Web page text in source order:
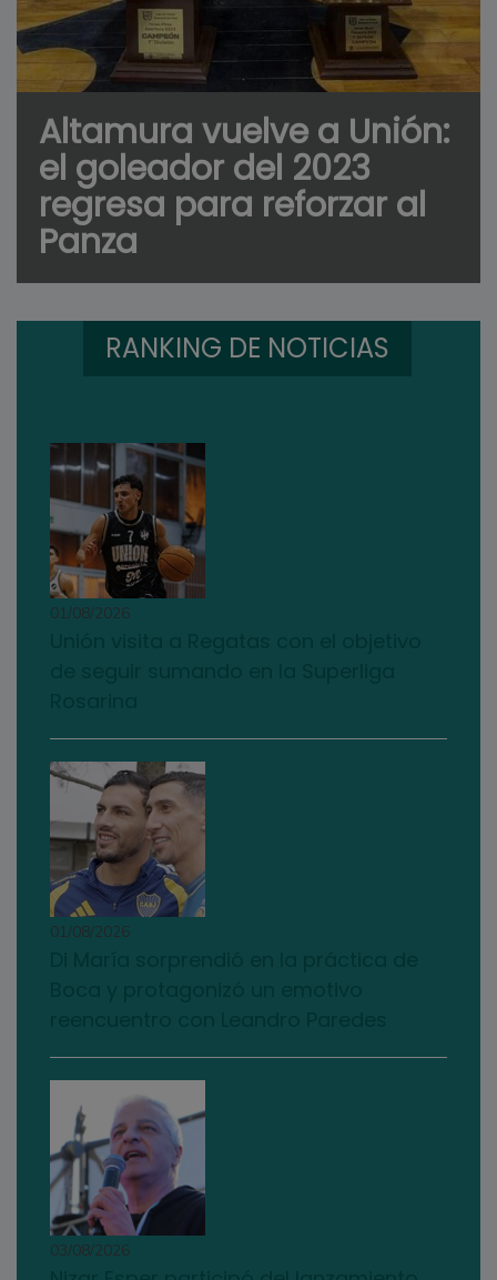
Altamura vuelve a Unión:
el goleador del 2023
regresa para reforzar al
Panza
RANKING DE NOTICIAS
01/08/2026
01/08/2026
03/08/2026